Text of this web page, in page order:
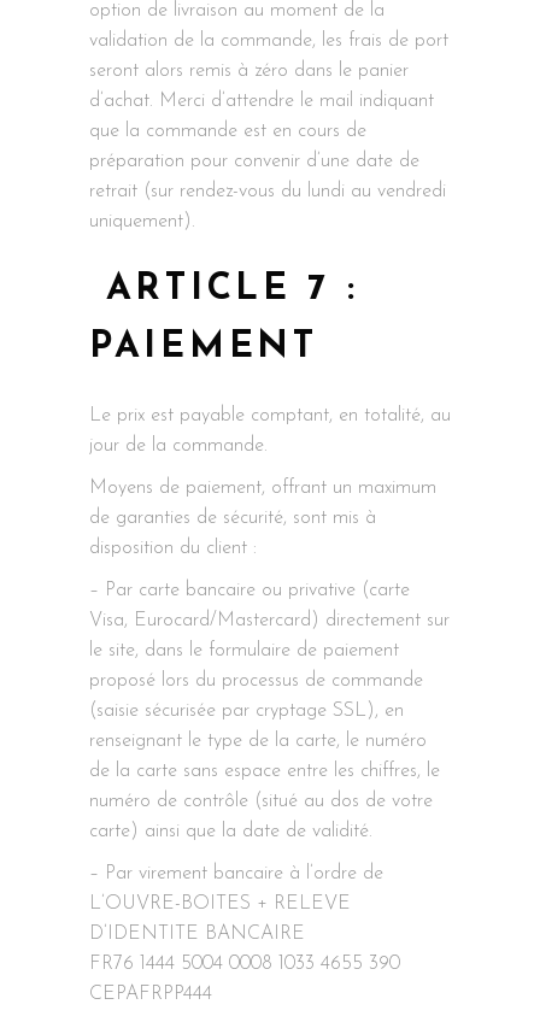
option de livraison au moment de la
validation de la commande, les frais de port
seront alors remis à zéro dans le panier
d’achat. Merci d’attendre le mail indiquant
que la commande est en cours de
préparation pour convenir d’une date de
retrait (sur rendez-vous du lundi au vendredi
uniquement).
ARTICLE 7 :
PAIEMENT
Le prix est payable comptant, en totalité, au
jour de la commande.
Moyens de paiement, offrant un maximum
de garanties de sécurité, sont mis à
disposition du client :
– Par carte bancaire ou privative (carte
Visa, Eurocard/Mastercard) directement sur
le site, dans le formulaire de paiement
proposé lors du processus de commande
(saisie sécurisée par cryptage SSL), en
renseignant le type de la carte, le numéro
de la carte sans espace entre les chiffres, le
numéro de contrôle (situé au dos de votre
carte) ainsi que la date de validité.
– Par virement bancaire à l’ordre de
L’OUVRE-BOITES + RELEVE
D’IDENTITE BANCAIRE
FR76 1444 5004 0008 1033 4655 390
CEPAFRPP444